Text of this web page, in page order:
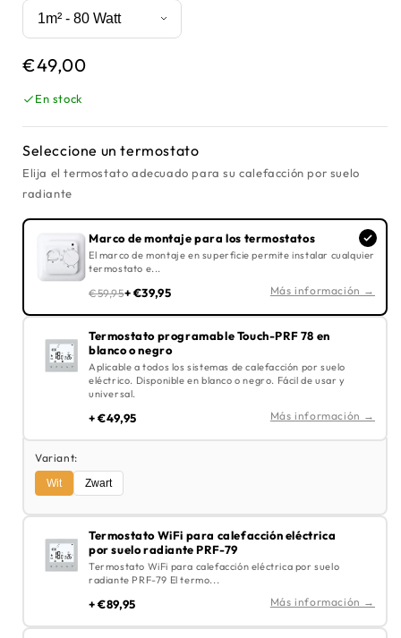
€49,00
En stock
Seleccione un termostato
Elija el termostato adecuado para su calefacción por suelo
radiante
Marco de montaje para los termostatos
El marco de montaje en superficie permite instalar cualquier
termostato e...
Más información →
€59,95+ €39,95
Termostato programable Touch-PRF 78 en
blanco o negro
Aplicable a todos los sistemas de calefacción por suelo
eléctrico. Disponible en blanco o negro. Fácil de usar y
universal.
Más información →
+ €49,95
Variant:
Wit Zwart
Termostato WiFi para calefacción eléctrica
por suelo radiante PRF-79
Termostato WiFi para calefacción eléctrica por suelo
radiante PRF-79 El termo...
Más información →
+ €89,95